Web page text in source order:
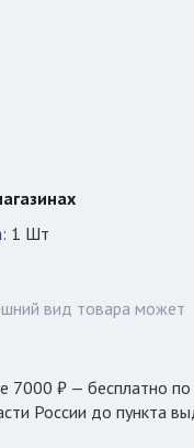
1 Шт
вид товара может
7000 ₽ — бесплатно по
России до пункта